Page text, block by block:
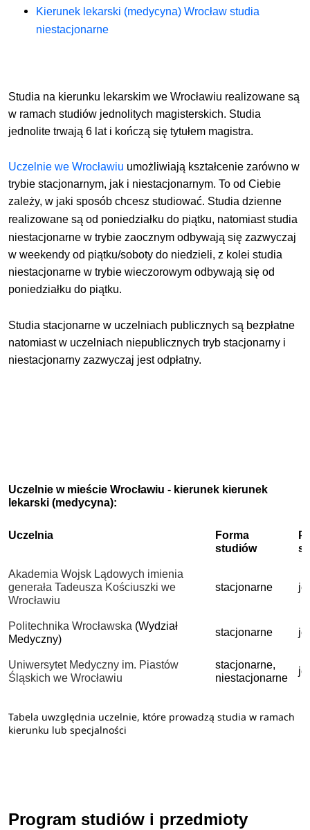
Kierunek lekarski (medycyna) Wrocław studia
niestacjonarne
Studia na kierunku lekarskim we Wrocławiu realizowane są
w ramach studiów jednolitych magisterskich. Studia
jednolite trwają 6 lat i kończą się tytułem magistra.
Uczelnie we Wrocławiu umożliwiają kształcenie zarówno w
trybie stacjonarnym, jak i niestacjonarnym. To od Ciebie
zależy, w jaki sposób chcesz studiować. Studia dzienne
realizowane są od poniedziałku do piątku, natomiast studia
niestacjonarne w trybie zaocznym odbywają się zazwyczaj
w weekendy od piątku/soboty do niedzieli, z kolei studia
niestacjonarne w trybie wieczorowym odbywają się od
poniedziałku do piątku.
Studia stacjonarne w uczelniach publicznych są bezpłatne
natomiast w uczelniach niepublicznych tryb stacjonarny i
niestacjonarny zazwyczaj jest odpłatny.
Uczelnie w mieście Wrocławiu - kierunek kierunek
lekarski (medycyna):
Uczelnia
Forma
studiów
Akademia Wojsk Lądowych imienia
generała Tadeusza Kościuszki we
Wrocławiu
stacjonarne
Politechnika Wrocławska (Wydział
Medyczny)
stacjonarne
Uniwersytet Medyczny im. Piastów
Śląskich we Wrocławiu
stacjonarne,
niestacjonarne
Tabela uwzględnia uczelnie, które prowadzą studia w ramach
kierunku lub specjalności
Program studiów i przedmioty